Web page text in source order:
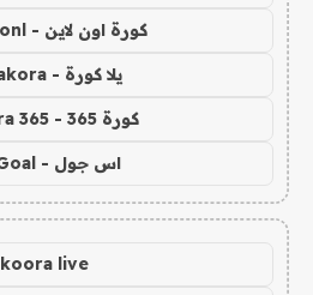
كورة اون لاين - koora onl
يلا كورة - yallakora
كورة 365 - kooora 365
اس جول - AS Goal
koora live